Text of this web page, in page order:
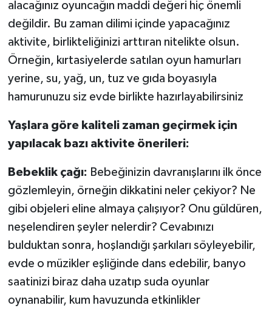
alacağınız oyuncağın maddi değeri hiç önemli
değildir. Bu zaman dilimi içinde yapacağınız
aktivite, birlikteliğinizi arttıran nitelikte olsun.
Örneğin, kırtasiyelerde satılan oyun hamurları
yerine, su, yağ, un, tuz ve gıda boyasıyla
hamurunuzu siz evde birlikte hazırlayabilirsiniz
Yaşlara göre kaliteli zaman geçirmek için
yapılacak bazı aktivite önerileri:
Bebeklik çağı: Bebeğinizin davranışlarını ilk önce
gözlemleyin, örneğin dikkatini neler çekiyor? Ne
gibi objeleri eline almaya çalışıyor? Onu güldüren,
neşelendiren şeyler nelerdir? Cevabınızı
bulduktan sonra, hoşlandığı şarkıları söyleyebilir,
evde o müzikler eşliğinde dans edebilir, banyo
saatinizi biraz daha uzatıp suda oyunlar
oynanabilir, kum havuzunda etkinlikler